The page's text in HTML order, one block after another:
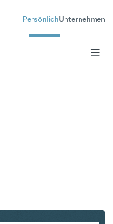
PersönlichUnternehmen